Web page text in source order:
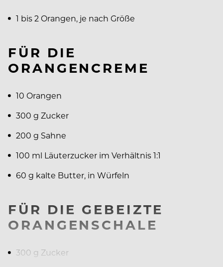
1 bis 2 Orangen, je nach Größe
FÜR DIE
ORANGENCREME
10 Orangen
300 g Zucker
200 g Sahne
100 ml Läuterzucker im Verhältnis 1:1
60 g kalte Butter, in Würfeln
FÜR DIE GEBEIZTE
ORANGENSCHALE
300 g Zucker